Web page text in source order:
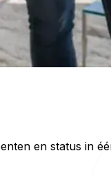
en status in